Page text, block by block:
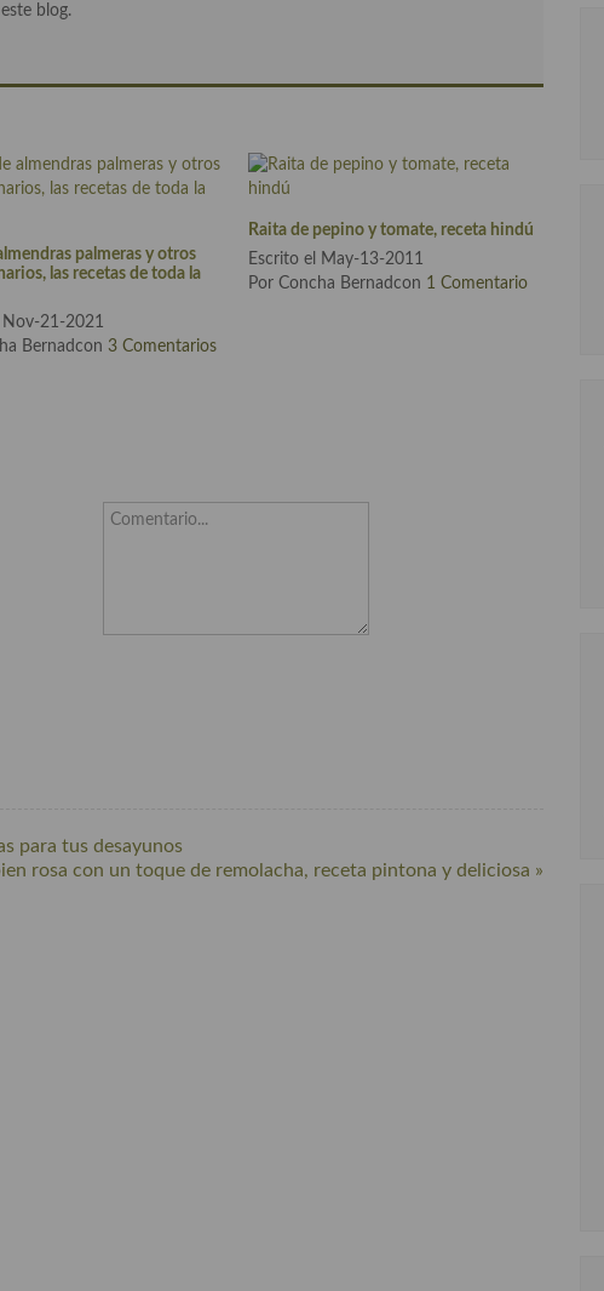
blog.
palmeras y otros
las recetas de toda la
Nov-21-2021
Bernadcon3 Comentarios
Raita de pepino y tomate, receta hindú
Escrito el May-13-2011
Por Concha Bernadcon 1 Comentario
Comentario...
para tus desayunos
rosa con un toque de remolacha, receta pintona y deliciosa »